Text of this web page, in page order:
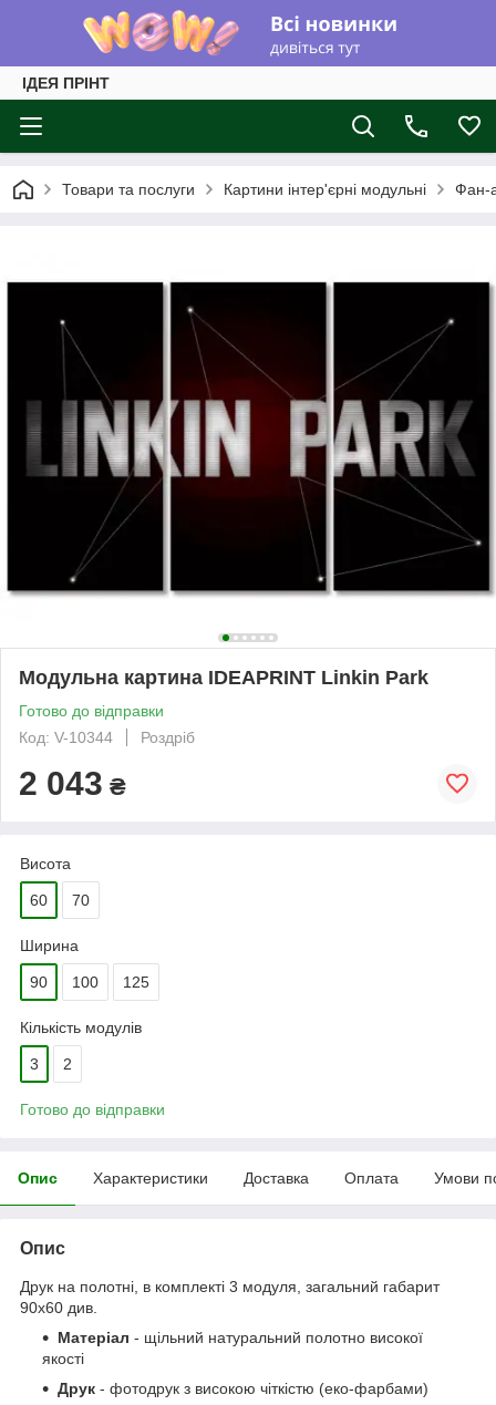
ІДЕЯ ПРІНТ
Товари та послуги Картини інтер'єрні модульні Фан-
Модульна картина IDEAPRINT Linkin Park
Готово до відправки
Код: V-10344
Роздріб
2 043 ₴
Висота
60 70
Ширина
90 100 125
Кількість модулів
3 2
Готово до відправки
Опис Характеристики Доставка Оплата Умови
Опис
Друк на полотні, в комплекті 3 модуля, загальний габарит
90x60 див.
Матеріал - щільний натуральний полотно високої
якості
Друк - фотодрук з високою чіткістю (еко-фарбами)